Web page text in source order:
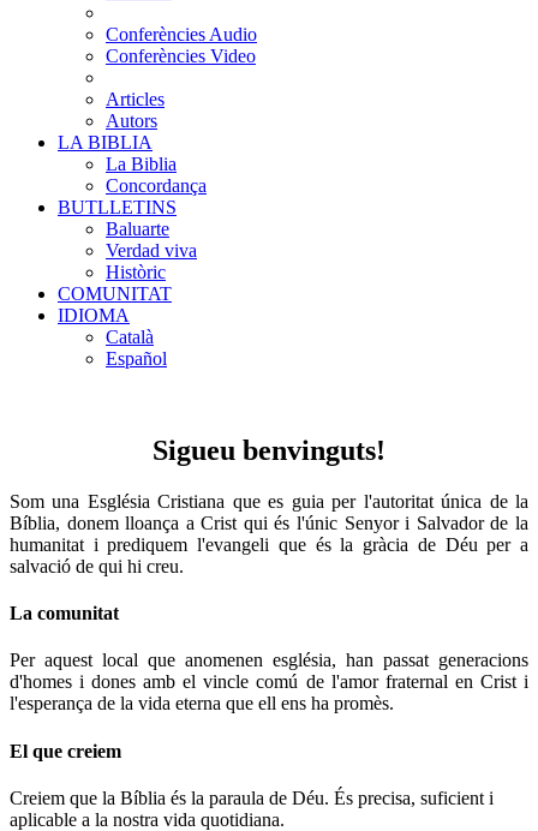
Conferències Audio
Conferències Video
Articles
Autors
LA BIBLIA
La Biblia
Concordança
BUTLLETINS
Baluarte
Verdad viva
Històric
COMUNITAT
IDIOMA
Català
Español
Sigueu benvinguts!
Som una Església Cristiana que es guia per l'autoritat única de la
Bíblia, donem lloança a Crist qui és l'únic Senyor i Salvador de la
humanitat i prediquem l'evangeli que és la gràcia de Déu per a
salvació de qui hi creu.
La comunitat
Per aquest local que anomenen església, han passat generacions
d'homes i dones amb el vincle comú de l'amor fraternal en Crist i
l'esperança de la vida eterna que ell ens ha promès.
El que creiem
Creiem que la Bíblia és la paraula de Déu. És precisa, suficient i
aplicable a la nostra vida quotidiana.